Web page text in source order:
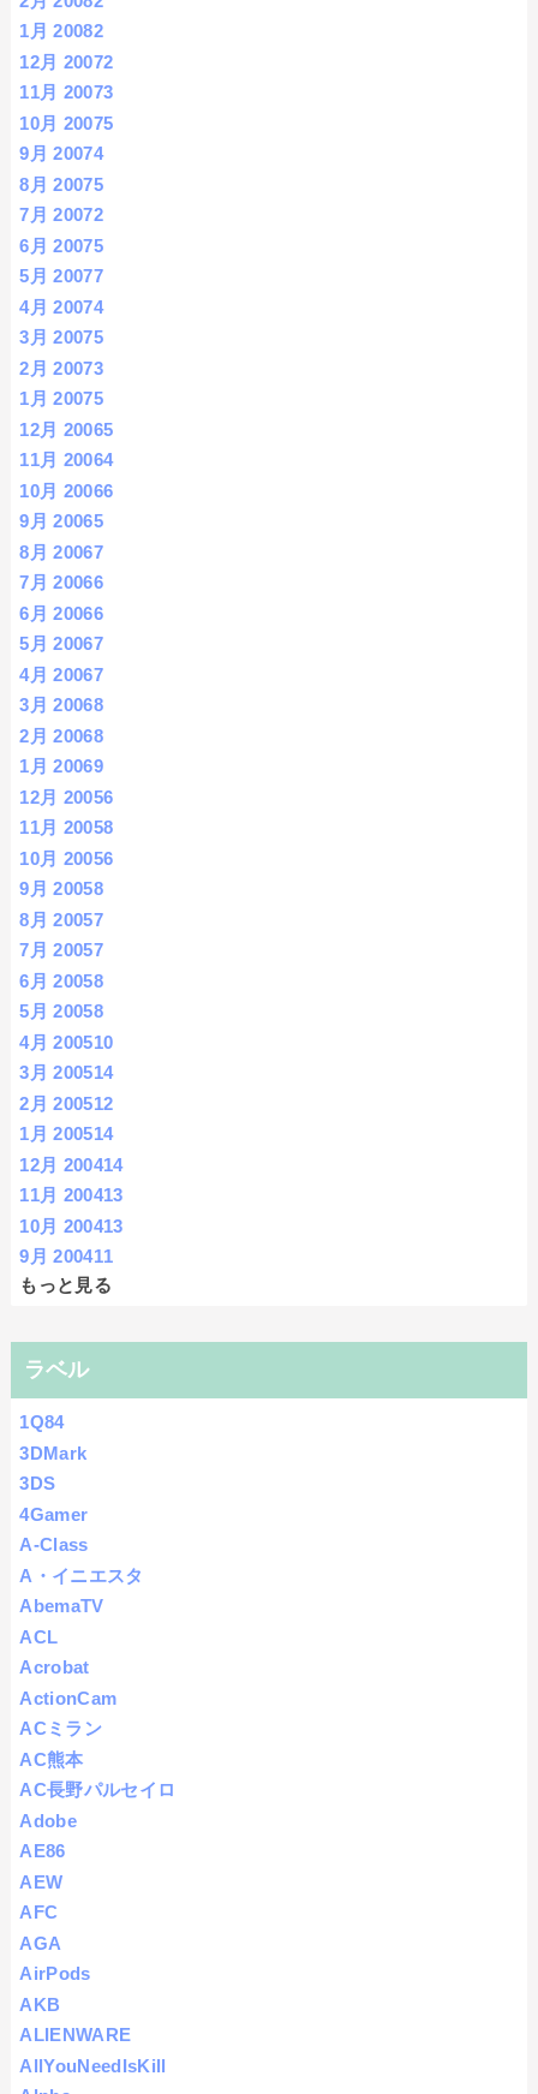
1月 20082
12月 20072
11月 20073
10月 20075
9月 20074
8月 20075
7月 20072
6月 20075
5月 20077
4月 20074
3月 20075
2月 20073
1月 20075
12月 20065
11月 20064
10月 20066
9月 20065
8月 20067
7月 20066
6月 20066
5月 20067
4月 20067
3月 20068
2月 20068
1月 20069
12月 20056
11月 20058
10月 20056
9月 20058
8月 20057
7月 20057
6月 20058
5月 20058
4月 200510
3月 200514
2月 200512
1月 200514
12月 200414
11月 200413
10月 200413
9月 200411
もっと見る
ラベル
1Q84
3DMark
3DS
4Gamer
A-Class
A・イニエスタ
AbemaTV
ACL
Acrobat
ActionCam
ACミラン
AC熊本
AC長野パルセイロ
Adobe
AE86
AEW
AFC
AGA
AirPods
AKB
ALIENWARE
AllYouNeedIsKill